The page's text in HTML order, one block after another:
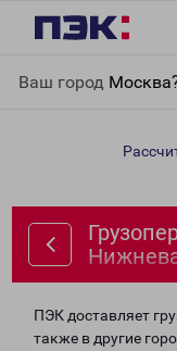
Ваш город
Аксай
ПЭК доставляет
также в другие